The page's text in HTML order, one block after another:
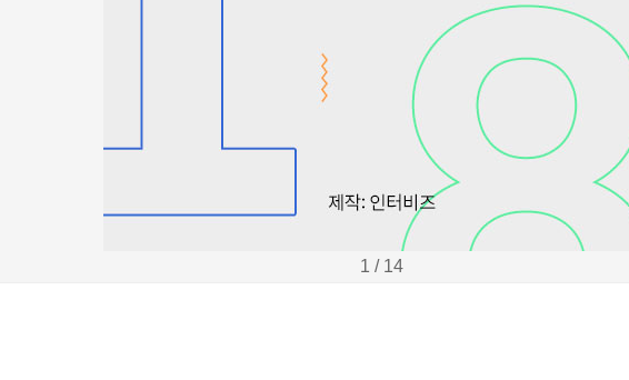
1 / 14